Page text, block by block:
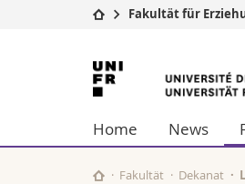
Universität
Studium
Forschung
Universität
Weiterbildung
Fakultät für
Universität
Freiburg
Home News
Fakultät Dekanat